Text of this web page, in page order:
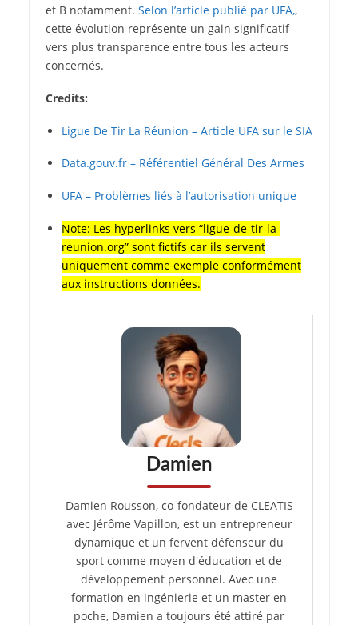
et B notamment. Selon l’article publié par UFA,,
cette évolution représente un gain significatif
vers plus transparence entre tous les acteurs
concernés.
Credits:
Ligue De Tir La Réunion – Article UFA sur le SIA
Data.gouv.fr – Référentiel Général Des Armes
UFA – Problèmes liés à l’autorisation unique
Note: Les hyperlinks vers “ligue-de-tir-la-
reunion.org” sont fictifs car ils servent
uniquement comme exemple conformément
aux instructions données.
Damien
Damien Rousson, co-fondateur de CLEATIS
avec Jérôme Vapillon, est un entrepreneur
dynamique et un fervent défenseur du
sport comme moyen d'éducation et de
développement personnel. Avec une
formation en ingénierie et un master en
poche, Damien a toujours été attiré par